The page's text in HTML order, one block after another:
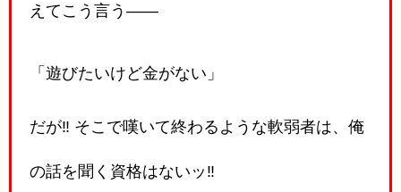
えてこう言う――
「遊びたいけど金がない」
だが‼️ そこで嘆いて終わるような軟弱者は、俺
の話を聞く資格はないッ‼️